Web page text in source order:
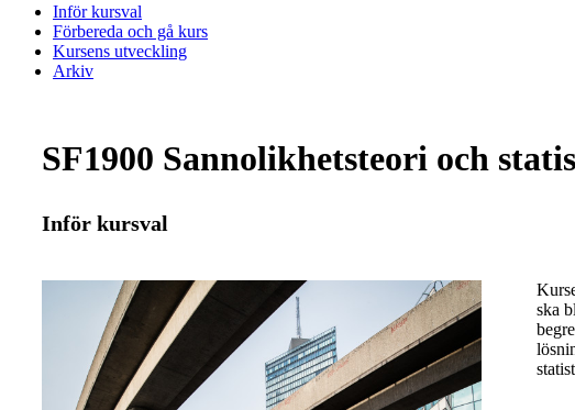
Inför kursval
Förbereda och gå kurs
Kursens utveckling
Arkiv
SF1900 Sannolikhetsteori och
Inför kursval
ska